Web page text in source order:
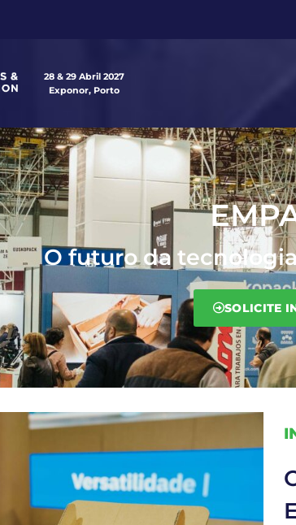
28 & 29 Abril 2027
Exponor, Porto
O futuro da
SOLICITE